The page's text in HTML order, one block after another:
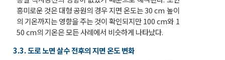
흥미로운 것은 대형 공원의 경우 지면 온도는 30 cm 높이
의 기온까지는 영향을 주는 것이 확인되지만 100 cm와 1
50 cm의 기온은 모든 사례에서 비슷하게 나타났다.
3.3. 도로 노면 살수 전후의 지면 온도 변화